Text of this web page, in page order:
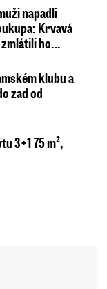
napadli
Krvavá
ho…
klubu a
zad od
3+1 75 m²,